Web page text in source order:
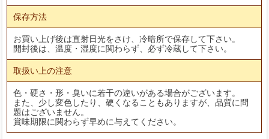
保存方法
お買い上げ後は直射日光をさけ、冷暗所で保存して下さい。
開封後は、温度・湿度に関わらず、必ず冷蔵して下さい。
取扱い上の注意
色・硬さ・形・臭いに若干の違いがある場合がございます。
また、少し変色したり、硬くなることもありますが、品質に問
題はございません。
賞味期限に関わらず早めに与えてください。